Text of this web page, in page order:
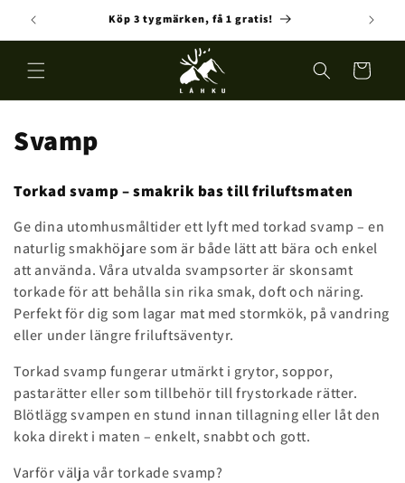
Skip to
content
Köp 3 tygmärken, få 1 gratis!
Cart
C
l
e
c
t
i
o
Svamp
Torkad svamp – smakrik bas till friluftsmaten
Ge dina utomhusmåltider ett lyft med torkad svamp – en
naturlig smakhöjare som är både lätt att bära och enkel
att använda. Våra utvalda svampsorter är skonsamt
torkade för att behålla sin rika smak, doft och näring.
Perfekt för dig som lagar mat med stormkök, på vandring
eller under längre friluftsäventyr.
Torkad svamp fungerar utmärkt i grytor, soppor,
pastarätter eller som tillbehör till frystorkade rätter.
Blötlägg svampen en stund innan tillagning eller låt den
koka direkt i maten – enkelt, snabbt och gott.
Varför välja vår torkade svamp?